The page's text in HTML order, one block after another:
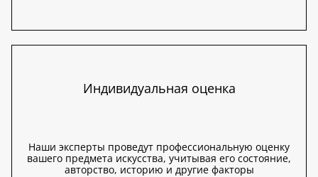
Индивидуальная оценка
Наши эксперты проведут профессиональную оценку
вашего предмета искусства, учитывая его состояние,
авторство, историю и другие факторы